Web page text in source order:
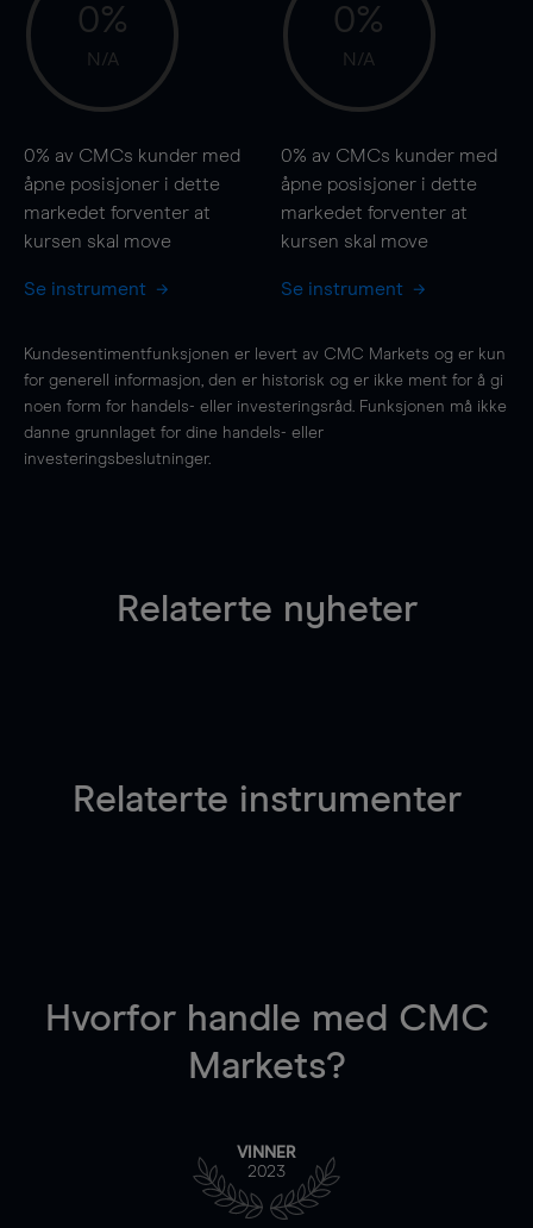
0%
N/A
0% av CMCs kunder med
åpne posisjoner i dette
markedet forventer at
kursen skal move
Se instrument
0%
N/A
0% av CMCs kunder med
åpne posisjoner i dette
markedet forventer at
kursen skal move
Se instrument
Kundesentimentfunksjonen er levert av CMC Markets og er kun
for generell informasjon, den er historisk og er ikke ment for å gi
noen form for handels- eller investeringsråd. Funksjonen må ikke
danne grunnlaget for dine handels- eller
investeringsbeslutninger.
Relaterte nyheter
Relaterte instrumenter
Hvorfor handle med CMC
Markets?
VINNER
2023